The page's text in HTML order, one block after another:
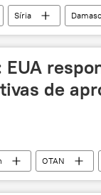
Síria
EUA
de
OTAN